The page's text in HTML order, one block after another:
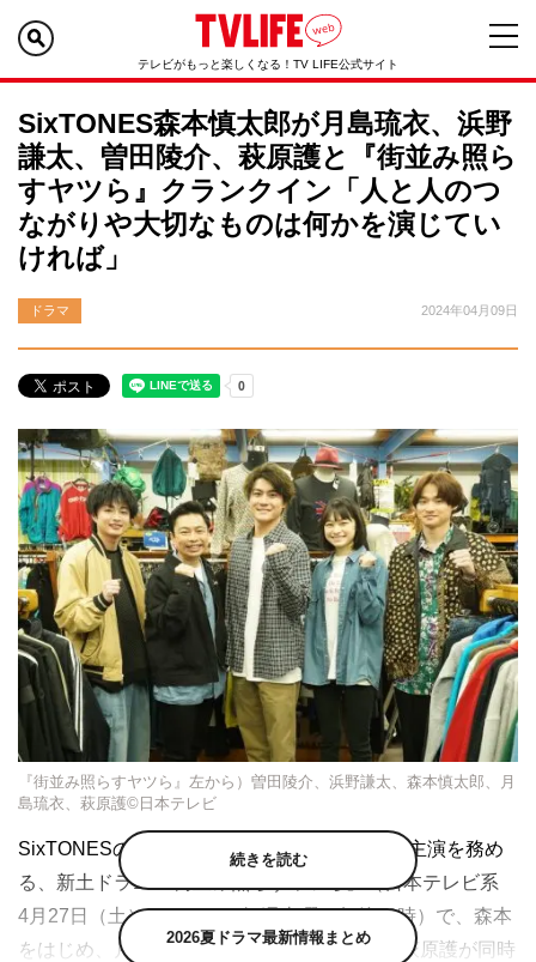
テレビがもっと楽しくなる！TV LIFE公式サイト
SixTONES森本慎太郎が月島琉衣、浜野
謙太、曽田陵介、萩原護と『街並み照ら
すヤツら』クランクイン「人と人のつ
ながりや大切なものは何かを演じてい
ければ」
ドラマ 2024年04月09日
『街並み照らすヤツら』左から）曽田陵介、浜野謙太、森本慎太郎、月
島琉衣、萩原護©日本テレビ
SixTONESの森本慎太郎がGP帯ドラマ単独初主演を務め
る、新土ドラ10『街並み照らすヤツら』（日本テレビ系
4月27日（土）スタート 毎週土曜 午後10時）で、森本
をはじめ、月島琉衣、浜野謙太、曽田陵介、萩原護が同時
続きを読む
2026夏ドラマ最新情報まとめ